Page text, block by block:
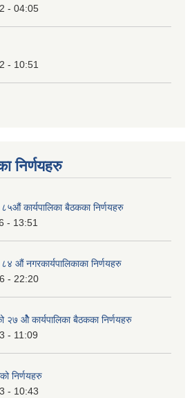
- 04:05
- 10:51
निर्णयहरु
कार्यपालिका बैठकका निर्णयहरु
- 13:51
औं नगरकार्यपालिकाका निर्णयहरु
- 22:20
‌‍‌ओेै कार्यपालिका बैठकका निर्णयहरु
- 11:09
निर्णयहरु
- 10:43